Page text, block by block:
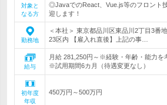
対象と
なる方
◎JavaでのReact、Vue.js等のフロント
迎します！
勤務地
＜本社＞ 東京都品川区東品川2丁目3番
23区内 【雇入れ直後】上記の事…
給与
月給 281,250円～※経験・年齢・能力を
※試用期間6カ月（待遇変更なし）
初年度
年収
450万円～500万円